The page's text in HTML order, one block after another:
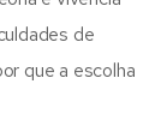
de
que a escolha